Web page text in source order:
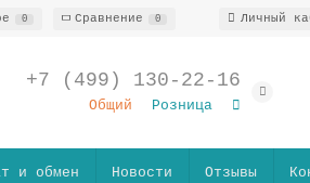
0 Сравнение 0 Личный
+7 (499) 130-22-16
Общий Розница
и обмен Новости Отзывы